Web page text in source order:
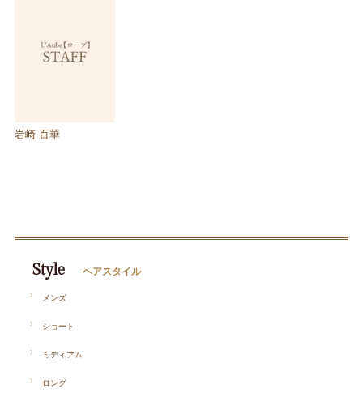
岩崎 百華
Style ヘアスタイル
メンズ
ショート
ミディアム
ロング